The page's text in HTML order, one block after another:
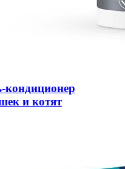
и котят